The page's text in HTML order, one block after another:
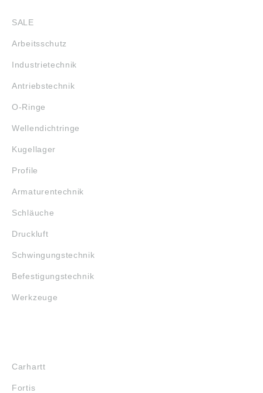
SALE
Arbeitsschutz
Industrietechnik
Antriebstechnik
O-Ringe
Wellendichtringe
Kugellager
Profile
Armaturentechnik
Schläuche
Druckluft
Schwingungstechnik
Befestigungstechnik
Werkzeuge
Carhartt
Fortis